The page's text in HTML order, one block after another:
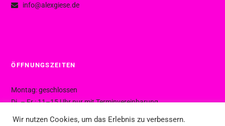
info@alexgiese.de
ÖFFNUNGSZEITEN
Montag: geschlossen
Di. – Fr.: 11–15 Uhr nur mit Terminvereinbarung
Wir nutzen Cookies, um das Erlebnis zu verbessern.